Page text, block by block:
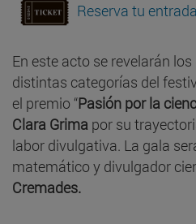
Reserva tu entrada
En este acto se revelarán
distintas categorías del
el premio “Pasión por la
Clara Grima por su
labor divulgativa. La gala
matemático y divulgador
Cremades.